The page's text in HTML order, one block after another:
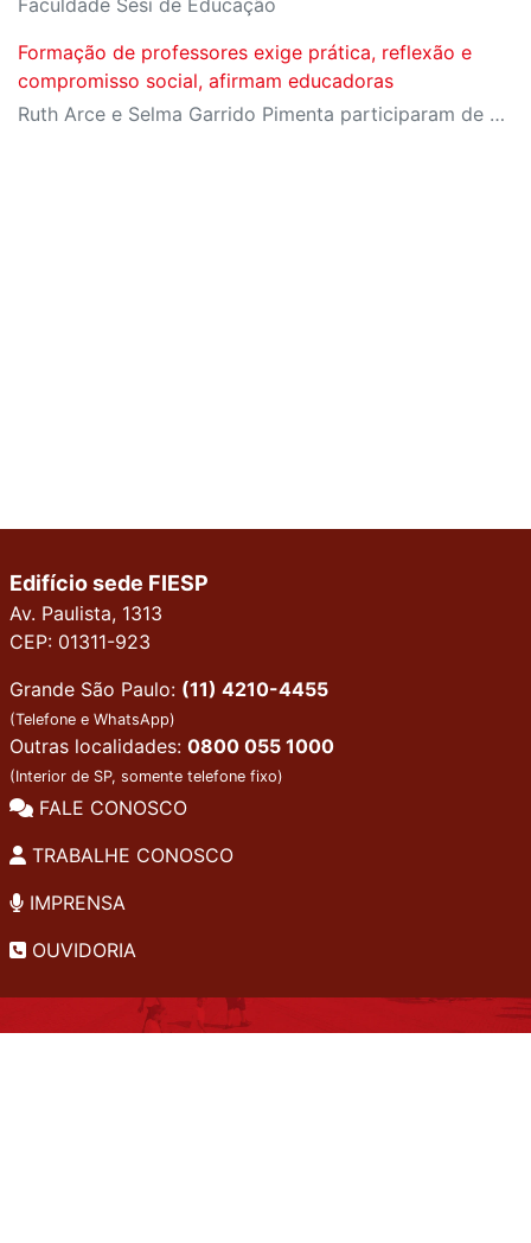
Formação de professores exige prática, reflexão e
compromisso social, afirmam educadoras
Ruth Arce e Selma Garrido Pimenta participaram de painel do IV Congresso Internacional de Educação Sesi-SP
Edifício sede FIESP
Av. Paulista, 1313
CEP: 01311-923
Grande São Paulo: (11) 4210-4455
(Telefone e WhatsApp)
Outras localidades: 0800 055 1000
(Interior de SP, somente telefone fixo)
FALE CONOSCO
TRABALHE CONOSCO
IMPRENSA
OUVIDORIA